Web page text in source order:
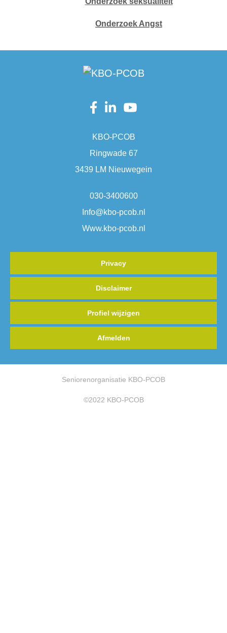
Onderzoek Angst
KBO-PCOB
Ringwade 67
3439 LM Nieuwegein
030-3400600
Info@kbo-pcob.nl
Www.kbo-pcob.nl
Privacy
Disclaimer
Profiel wijzigen
Afmelden
Seniorenorganisatie KBO-PCOB
©2022 KBO-PCOB